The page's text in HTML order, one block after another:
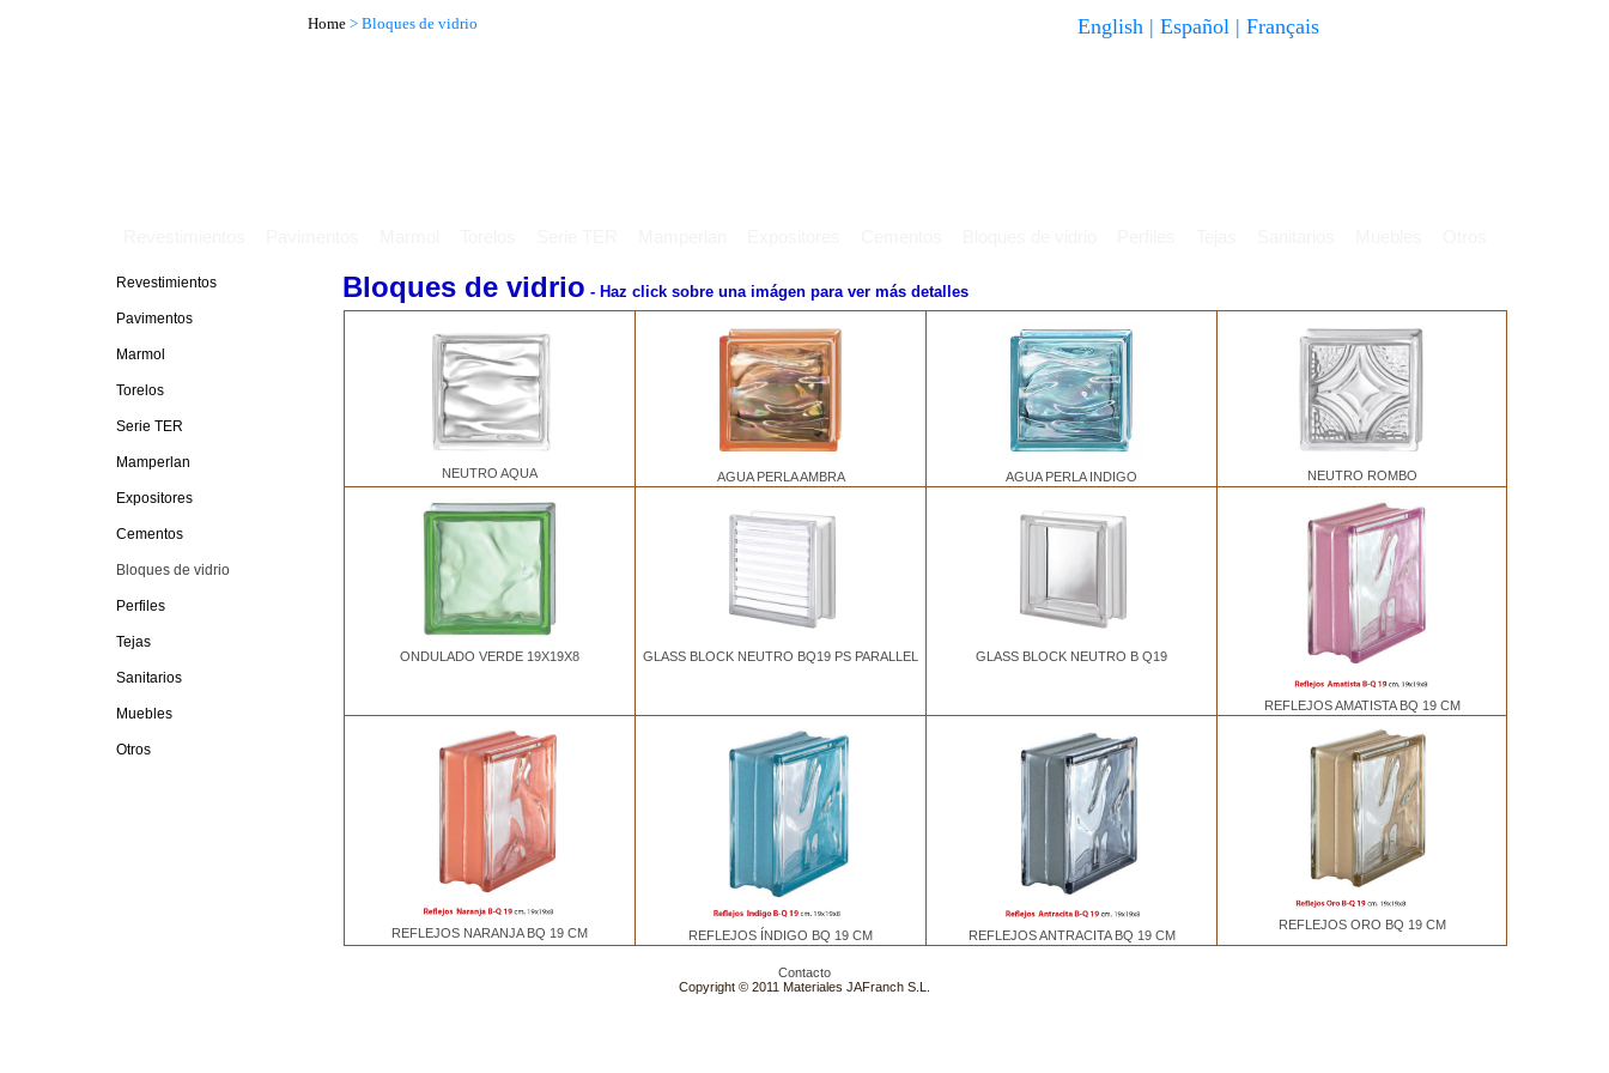
Home > Bloques de vidrio English | Español | Français
Revestimientos
Pavimentos
Marmol
Torelos
Serie TER
Mamperlan
Expositores
Cementos
Bloques de vidrio
Perfiles
Tejas
Sanitarios
Muebles
Otros
Bloques de vidrio - Haz click sobre una imágen para ver más detalles
NEUTRO AQUA AGUA PERLA AMBRA AGUA PERLA INDIGO NEUTRO ROMBO
ONDULADO VERDE 19X19X8 GLASS BLOCK NEUTRO BQ19 PS PARALLEL GLASS BLOCK NEUTRO B Q19
REFLEJOS AMATISTA BQ 19 CM
REFLEJOS NARANJA BQ 19 CM REFLEJOS ÍNDIGO BQ 19 CM REFLEJOS ANTRACITA BQ 19 CM
REFLEJOS ORO BQ 19 CM
Contacto
Copyright © 2011 Materiales JAFranch S.L.